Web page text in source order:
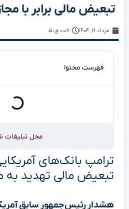
تبعیض مالی برابر با
مرداد ۱۹, ۱۴۰۴ ۰:۰۷ ق٫ظ
فهرست محتوا
محل تبلیغات
ترامپ بانک‌های
تبعیض مالی تهدید به
هشدار رئیس‌جمهور سابق